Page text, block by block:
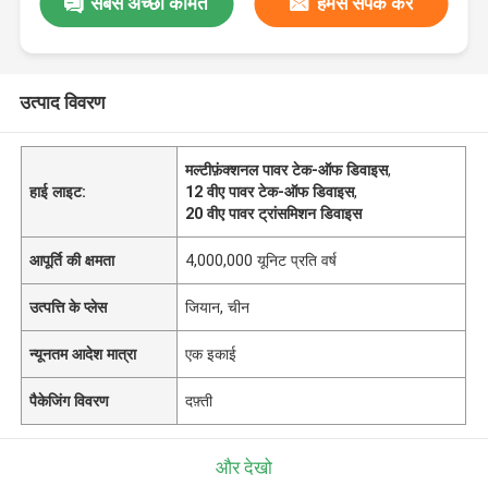
उत्पाद विवरण
हाई लाइट:
मल्टीफ़ंक्शनल पावर टेक-ऑफ डिवाइस,
12 वीए पावर टेक-ऑफ डिवाइस,
20 वीए पावर ट्रांसमिशन डिवाइस
आपूर्ति की क्षमता 4,000,000 यूनिट प्रति वर्ष
उत्पत्ति के प्लेस जियान, चीन
न्यूनतम आदेश मात्रा एक इकाई
पैकेजिंग विवरण दफ़्ती
और देखो